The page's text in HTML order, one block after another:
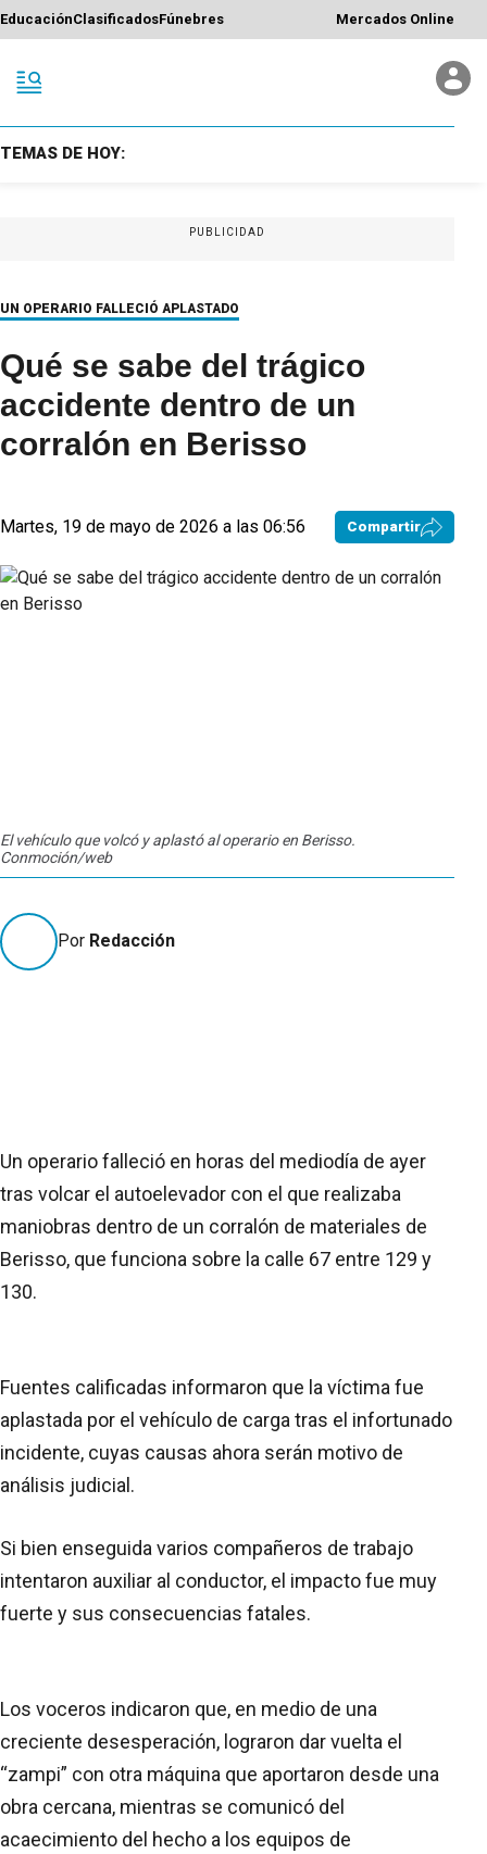
EducaciónClasificadosFúnebres Mercados Online
TEMAS DE HOY:
PUBLICIDAD
UN OPERARIO FALLECIÓ APLASTADO
Qué se sabe del trágico
accidente dentro de un
corralón en Berisso
Martes, 19 de mayo de 2026 a las 06:56 Compartir
El vehículo que volcó y aplastó al operario en Berisso.
Conmoción/web
Por Redacción
Un operario falleció en horas del mediodía de ayer
tras volcar el autoelevador con el que realizaba
maniobras dentro de un corralón de materiales de
Berisso, que funciona sobre la calle 67 entre 129 y
130.
Fuentes calificadas informaron que la víctima fue
aplastada por el vehículo de carga tras el infortunado
incidente, cuyas causas ahora serán motivo de
análisis judicial.
Si bien enseguida varios compañeros de trabajo
intentaron auxiliar al conductor, el impacto fue muy
fuerte y sus consecuencias fatales.
Los voceros indicaron que, en medio de una
creciente desesperación, lograron dar vuelta el
“zampi” con otra máquina que aportaron desde una
obra cercana, mientras se comunicó del
acaecimiento del hecho a los equipos de